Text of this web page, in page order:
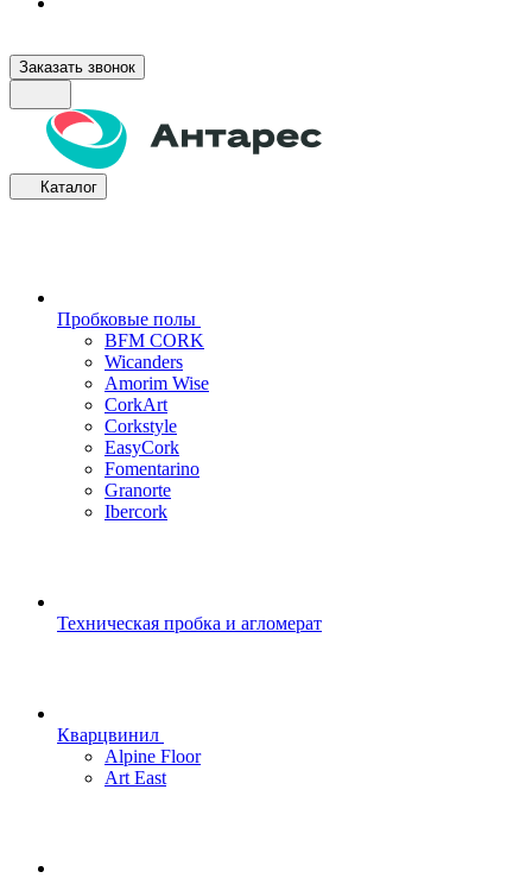
Заказать звонок
Каталог
Пробковые полы
BFM CORK
Wicanders
Amorim Wise
CorkArt
Corkstyle
EasyCork
Fomentarino
Granorte
Ibercork
Техническая пробка и агломерат
Кварцвинил
Alpine Floor
Art East